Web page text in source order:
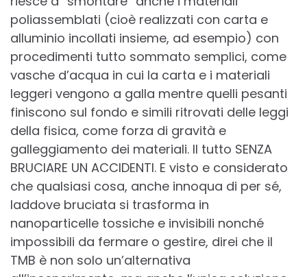
poliassemblati (cioè realizzati con carta e
alluminio incollati insieme, ad esempio) con
procedimenti tutto sommato semplici, come
vasche d’acqua in cui la carta e i materiali
leggeri vengono a galla mentre quelli pesanti
finiscono sul fondo e simili ritrovati delle leggi
della fisica, come forza di gravità e
galleggiamento dei materiali. Il tutto SENZA
BRUCIARE UN ACCIDENTI. E visto e considerato
che qualsiasi cosa, anche innoqua di per sé,
laddove bruciata si trasforma in
nanoparticelle tossiche e invisibili nonché
impossibili da fermare o gestire, direi che il
TMB è non solo un’alternativa